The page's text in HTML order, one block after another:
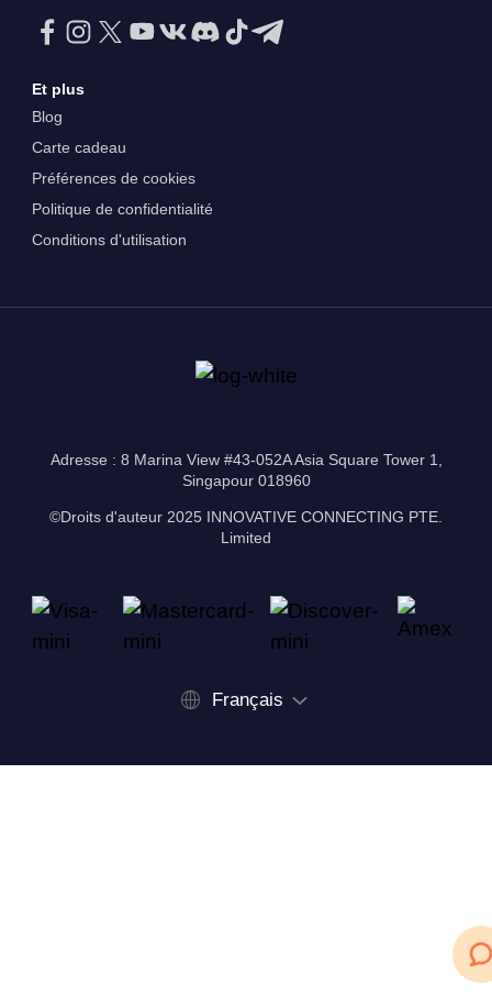
Et plus
Blog
Carte cadeau
Préférences de cookies
Politique de confidentialité
Conditions d'utilisation
Adresse : 8 Marina View #43-052A Asia Square Tower 1,
Singapour 018960
©Droits d'auteur 2025 INNOVATIVE CONNECTING PTE.
Limited
Français